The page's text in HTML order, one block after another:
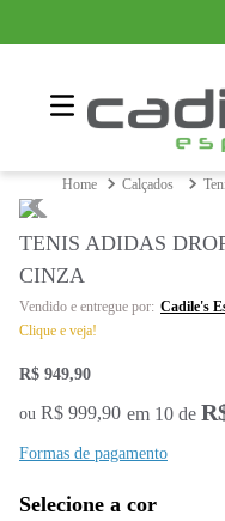
Somente
Parcelamos
Frete
calçados
TENIS ADIDAS DROPSET 4 JR4672 BRANCO
CINZA
Cadile's
Clique e veja!
R$ 949,90
ou R$ 999,90 em 10 de
Formas de pagamento
Selecione a cor